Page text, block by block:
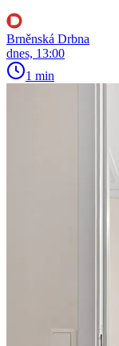
Brněnská Drbna
dnes, 13:00
1 min